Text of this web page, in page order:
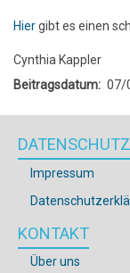
Hiergibt es einen
Cynthia Kappler
Beitragsdatum
07/
DATENSCHUTZ
Impressum
KONTAKT
Über uns